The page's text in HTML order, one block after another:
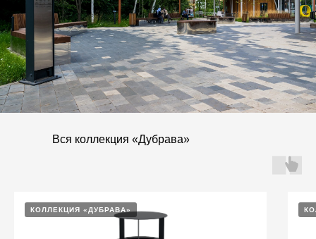
Вся коллекция «Дубрава»
КОЛЛЕКЦИЯ «ДУБРАВА»